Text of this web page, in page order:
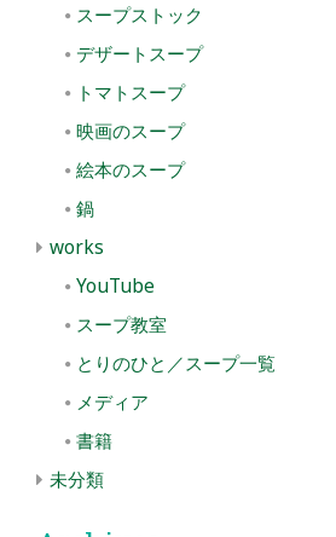
スープストック
デザートスープ
トマトスープ
映画のスープ
絵本のスープ
鍋
works
YouTube
スープ教室
とりのひと／スープ一覧
メディア
書籍
未分類